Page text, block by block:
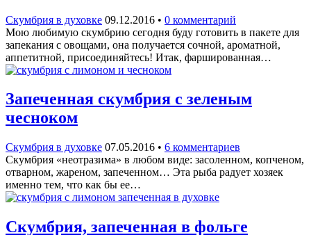
Скумбрия в духовке 09.12.2016 • 0 комментарий
Мою любимую скумбрию сегодня буду готовить в пакете для
запекания с овощами, она получается сочной, ароматной,
аппетитной, присоединяйтесь! Итак, фаршированная…
Запеченная скумбрия с зеленым
чесноком
Скумбрия в духовке 07.05.2016 • 6 комментариев
Скумбрия «неотразима» в любом виде: засоленном, копченом,
отварном, жареном, запеченном… Эта рыба радует хозяек
именно тем, что как бы ее…
Скумбрия, запеченная в фольге